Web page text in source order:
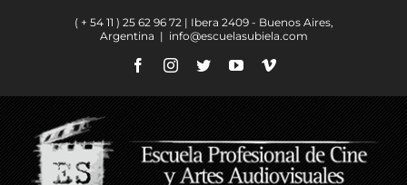
( + 54 11 ) ​25 62 96 72 | Ibera 2409 - Buenos Aires,
Argentina | info@escuelasubiela.com
FacebookInstagram
TwitterYouTubeVimeo